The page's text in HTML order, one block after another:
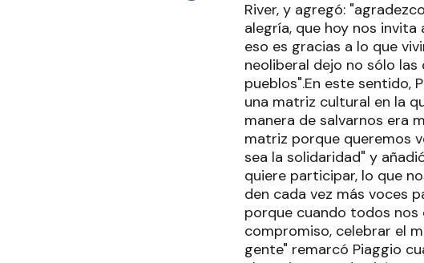
River, y agregó:
alegría, que hoy nos
eso es gracias a lo que
neoliberal dejo no sólo
pueblos".En este sentido,
una matriz cultural en la
manera de salvarnos era
matriz porque queremos
sea la solidaridad" y
quiere participar, lo que
den cada vez más voces
porque cuando todos
compromiso, celebrar el
gente" remarcó Piaggio